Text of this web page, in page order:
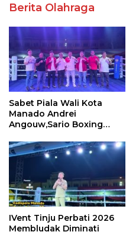
Berita Olahraga
Sabet Piala Wali Kota
Manado Andrei
Angouw,Sario Boxing
Perbati 2026
IVent Tinju Perbati 2026
Membludak Diminati